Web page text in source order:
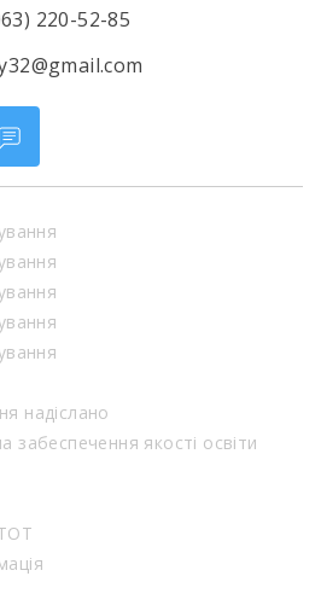
220-52-85
надіслано
забеспечення якості освіти